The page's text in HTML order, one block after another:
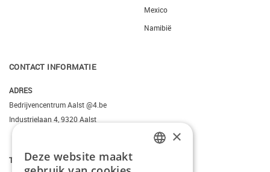
Mexico
Namibië
CONTACT INFORMATIE
ADRES
Bedrijvencentrum Aalst @4.be
Industrielaan 4, 9320 Aalst
T. +3223095206
×
Deze website maakt